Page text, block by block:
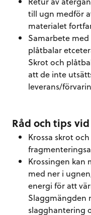
till ugn medför
materialet
Samarbete
plåtbalar
Skrot och
att de inte
leverans/
Råd och tips
Krossa skrot
Krossingen kan
med ner i
energi för att
Slaggmängden
slagghantering